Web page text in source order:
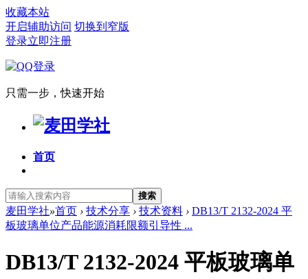
收藏本站
开启辅助访问 切换到窄版
登录立即注册
只需一步，快速开始
首页
搜索
麦田学社»首页 › 技术分享 › 技术资料 › DB13/T 2132-2024 平
板玻璃单位产品能源消耗限额引导性 ...
DB13/T 2132-2024 平板玻璃单